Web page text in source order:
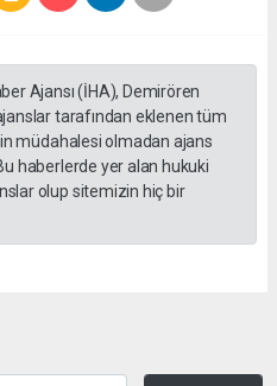
Ajansı (İHA), Demirören
tarafından eklenen tüm
müdahalesi olmadan ajans
haberlerde yer alan hukuki
olup sitemizin hiç bir